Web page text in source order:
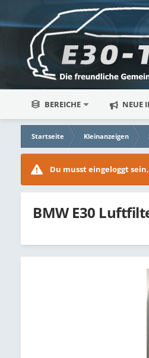
BEREICHE NEUE
Startseite Kleinanzeigen
Du musst eingeloggt
BMW E30